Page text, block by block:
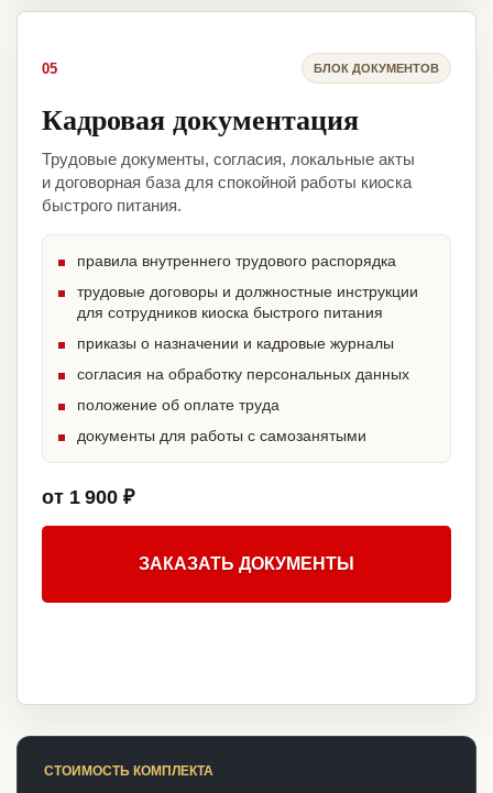
05 БЛОК ДОКУМЕНТОВ
Кадровая документация
Трудовые документы, согласия, локальные акты
и договорная база для спокойной работы киоска
быстрого питания.
правила внутреннего трудового распорядка
трудовые договоры и должностные инструкции
для сотрудников киоска быстрого питания
приказы о назначении и кадровые журналы
согласия на обработку персональных данных
положение об оплате труда
документы для работы с самозанятыми
от 1 900 ₽
ЗАКАЗАТЬ ДОКУМЕНТЫ
СТОИМОСТЬ КОМПЛЕКТА